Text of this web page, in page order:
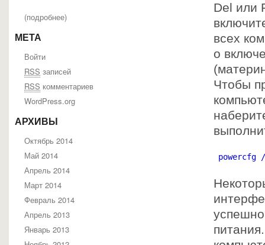
(подробнее)
МЕТА
Войти
RSS записей
RSS комментариев
WordPress.org
АРХИВЫ
Октябрь 2014
Май 2014
Апрель 2014
Март 2014
Февраль 2014
Апрель 2013
Январь 2013
Del или
всех
о
Чтобы
powercfg